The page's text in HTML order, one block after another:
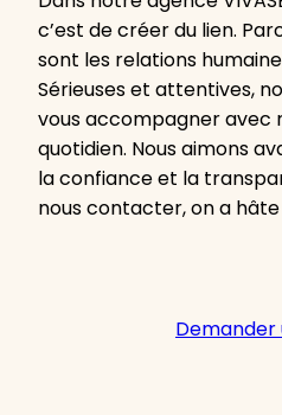
c’est de créer du lien.
sont les relations
Sérieuses et attentives,
vous accompagner avec
quotidien. Nous aimons
la confiance et la
nous contacter, on a
Demander